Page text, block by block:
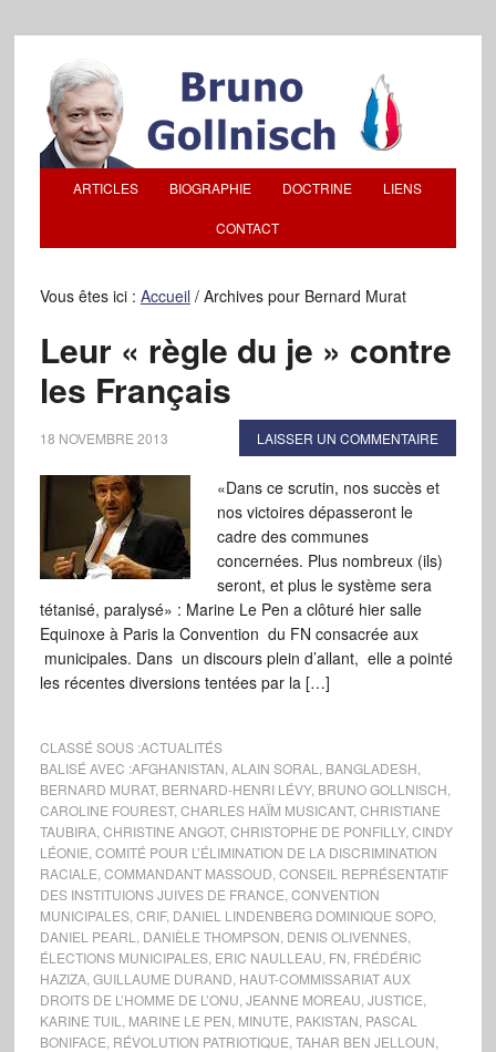
ARTICLES BIOGRAPHIE DOCTRINE LIENS
CONTACT
Vous êtes ici : Accueil /Archives pour Bernard Murat
Leur « règle du je » contre
les Français
18 NOVEMBRE 2013 LAISSER UN COMMENTAIRE
«Dans ce scrutin, nos succès et
nos victoires dépasseront le
cadre des communes
concernées. Plus nombreux (ils)
seront, et plus le système sera
tétanisé, paralysé» : Marine Le Pen a clôturé hier salle
Equinoxe à Paris la Convention du FN consacrée aux
municipales. Dans un discours plein d’allant, elle a pointé
les récentes diversions tentées par la […]
CLASSÉ SOUS :ACTUALITÉS
BALISÉ AVEC :AFGHANISTAN ALAIN SORAL BANGLADESH
BERNARD MURAT, BERNARD-HENRI LÉVY, BRUNO GOLLNISCH
CAROLINE FOUREST, CHARLES HAÏM MUSICANT, CHRISTIANE
TAUBIRA, CHRISTINE ANGOT, CHRISTOPHE DE PONFILLY, CINDY
LÉONIE COMITÉ POUR L’ÉLIMINATION DE LA DISCRIMINATION
RACIALE COMMANDANT MASSOUD CONSEIL REPRÉSENTATIF
DES INSTITUIONS JUIVES DE FRANCE CONVENTION
MUNICIPALES, CRIF, DANIEL LINDENBERG DOMINIQUE SOPO,
DANIEL PEARL
DANIÈLE THOMPSON DENIS OLIVENNES,
ÉLECTIONS MUNICIPALES, ERIC NAULLEAU FN FRÉDÉRIC
HAZIZA, GUILLAUME DURAND HAUT-COMMISSARIAT AUX
DROITS DE L’HOMME DE L’ONU JEANNE MOREAU JUSTICE
KARINE TUIL
MARINE LE PEN MINUTE PAKISTAN PASCAL
BONIFACE RÉVOLUTION PATRIOTIQUE TAHAR BEN JELLOUN